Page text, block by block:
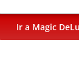
Ir a Magic